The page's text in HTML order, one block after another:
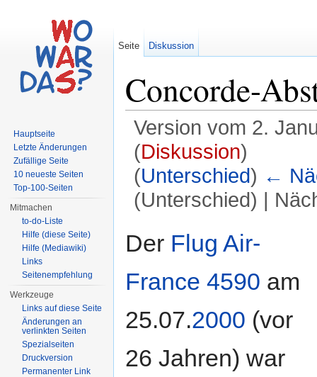
Concorde-
Version vom 2.
(Diskussion)
(Unterschied) ←
(Unterschied) |
Der Flug Air-
France 4590 am
25.07.2000 (vor
26 Jahren) war
Seite Diskussion
Hauptseite
Letzte Änderungen
Zufällige Seite
10 neueste Seiten
Top-100-Seiten
Mitmachen
to-do-Liste
Hilfe (diese Seite)
Hilfe (Mediawiki)
Links
Seitenempfehlung
Werkzeuge
Links auf diese Seite
Änderungen an
verlinkten Seiten
Spezialseiten
Druckversion
Permanenter Link